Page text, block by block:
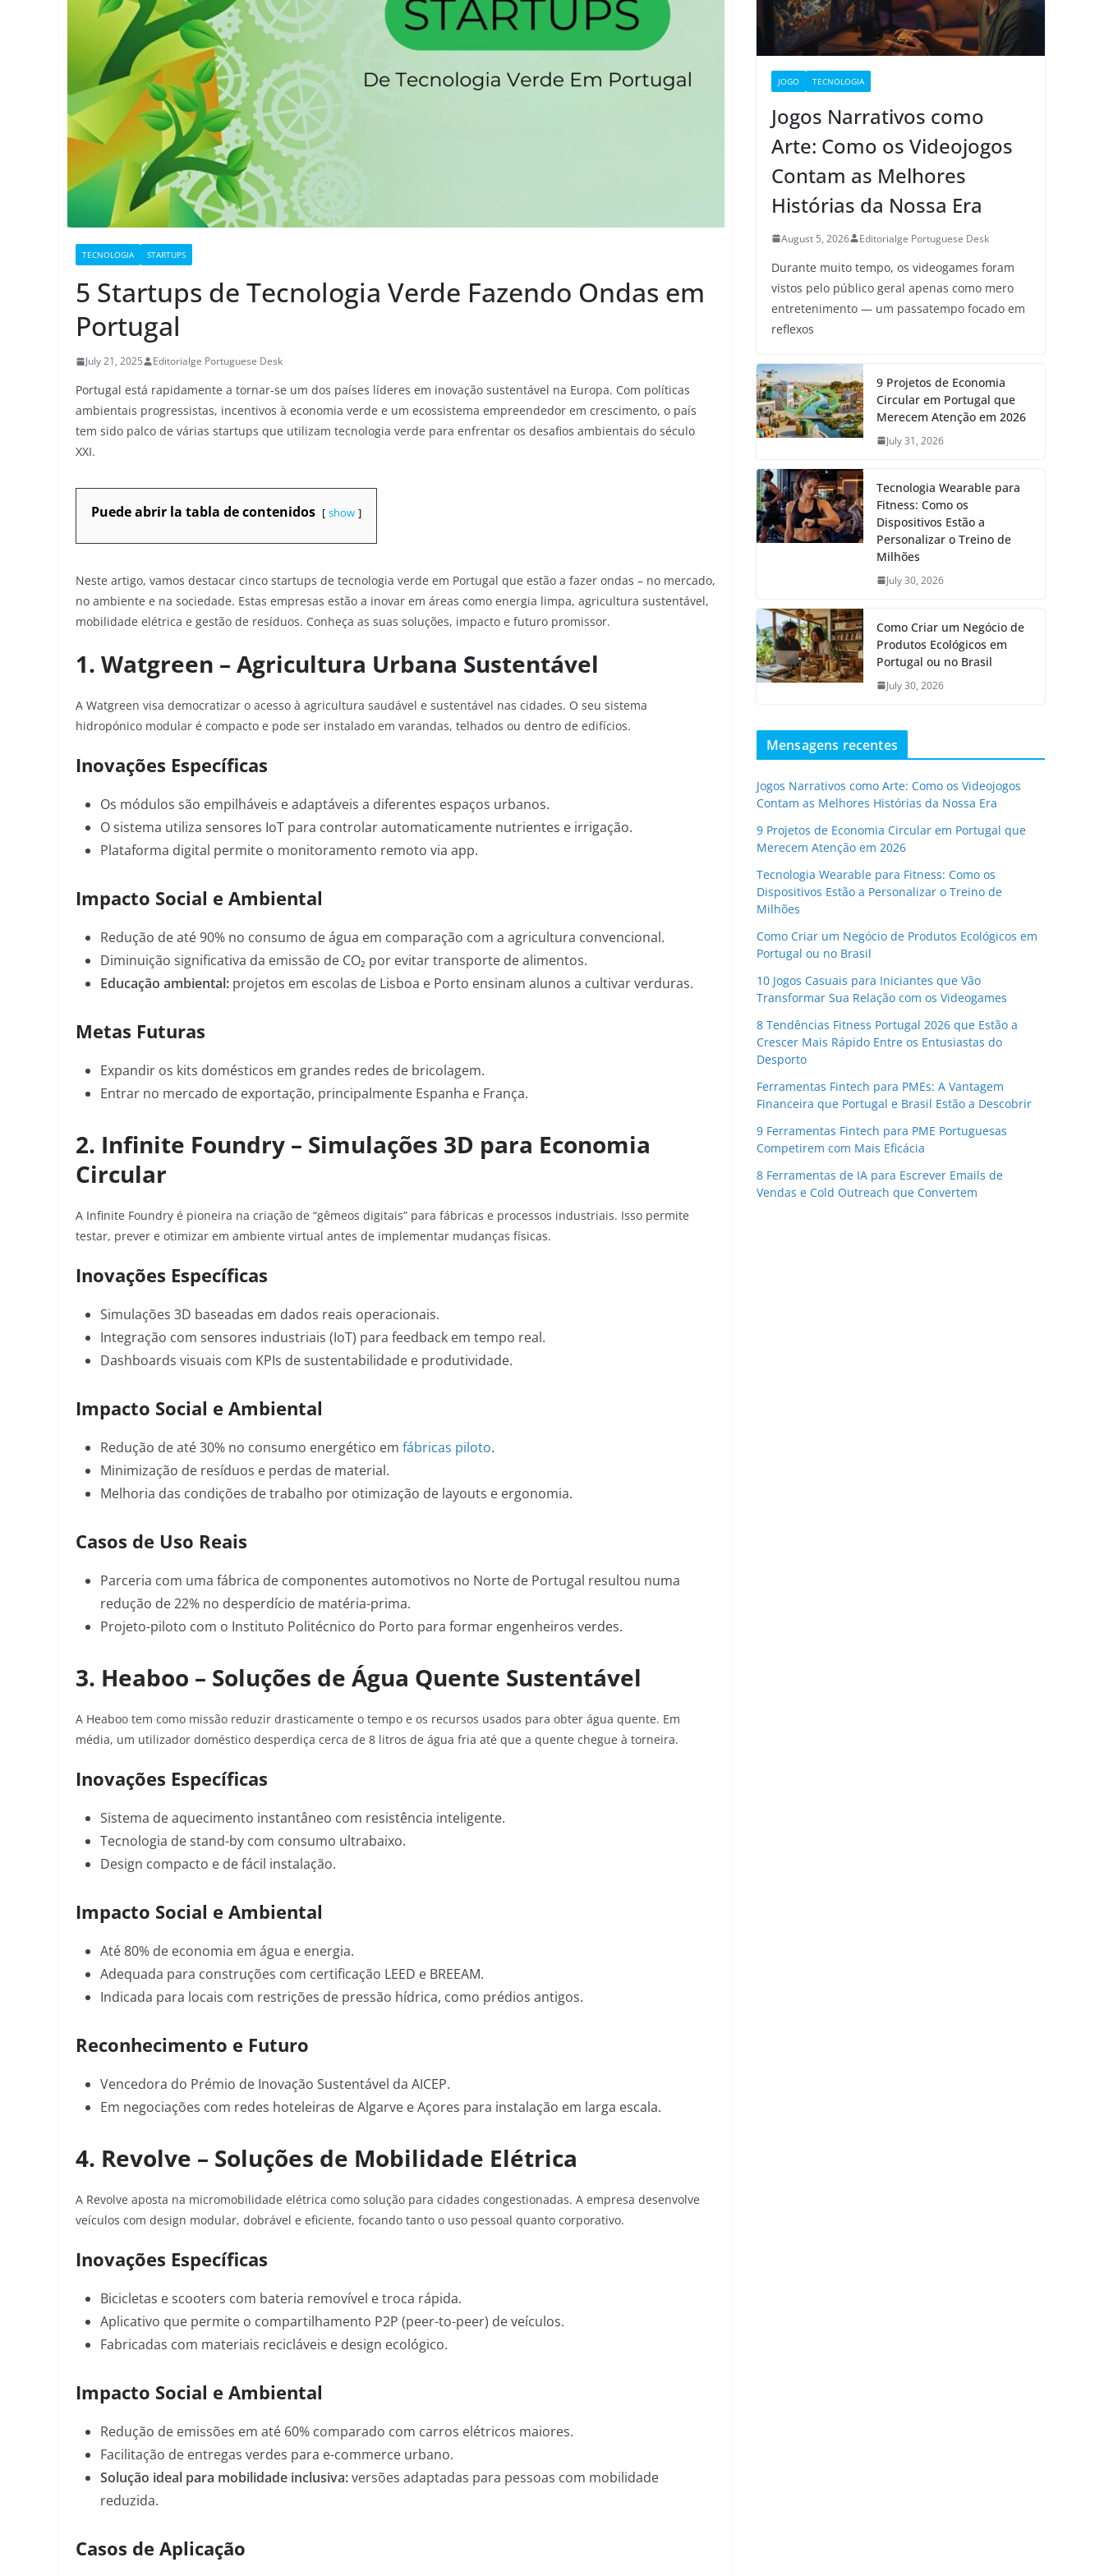
TECNOLOGIA STARTUPS
5 Startups de Tecnologia Verde Fazendo Ondas em
Portugal
July 21, 2025 Editorialge Portuguese Desk
Portugal está rapidamente a tornar-se um dos países líderes em inovação sustentável na Europa. Com políticas
ambientais progressistas, incentivos à economia verde e um ecossistema empreendedor em crescimento, o país
tem sido palco de várias startups que utilizam tecnologia verde para enfrentar os desafios ambientais do século
XXI.
Puede abrir la tabla de contenidos show
Neste artigo, vamos destacar cinco startups de tecnologia verde em Portugal que estão a fazer ondas – no mercado,
no ambiente e na sociedade. Estas empresas estão a inovar em áreas como energia limpa, agricultura sustentável,
mobilidade elétrica e gestão de resíduos. Conheça as suas soluções, impacto e futuro promissor.
1. Watgreen – Agricultura Urbana Sustentável
A Watgreen visa democratizar o acesso à agricultura saudável e sustentável nas cidades. O seu sistema
hidropónico modular é compacto e pode ser instalado em varandas, telhados ou dentro de edifícios.
Inovações Específicas
Os módulos são empilháveis e adaptáveis a diferentes espaços urbanos.
O sistema utiliza sensores IoT para controlar automaticamente nutrientes e irrigação.
Plataforma digital permite o monitoramento remoto via app.
Impacto Social e Ambiental
Redução de até90% no consumo de água em comparação com a agricultura convencional.
Diminuição significativa da emissão de CO₂ por evitar transporte de alimentos.
Educação ambiental: projetos em escolas de Lisboa e Porto ensinam alunos a cultivar verduras.
Metas Futuras
Expandir os kits domésticos em grandes redes de bricolagem.
Entrar no mercado de exportação, principalmente Espanha e França.
2. Infinite Foundry – Simulações 3D para Economia
Circular
A Infinite Foundry é pioneira na criação de “gêmeos digitais” para fábricas e processos industriais. Isso permite
testar, prever e otimizar em ambiente virtual antes de implementar mudanças físicas.
Inovações Específicas
Simulações 3D baseadas em dados reais operacionais.
Integração com sensores industriais (IoT) para feedback em tempo real.
Dashboards visuais com KPIs de sustentabilidade e produtividade.
Impacto Social e Ambiental
Redução de até30% no consumo energético em fábricas piloto.
Minimização de resíduos e perdas de material.
Melhoria das condições de trabalho por otimização de layouts e ergonomia.
Casos de Uso Reais
Parceria com uma fábrica de componentes automotivos no Norte de Portugal resultou numa
redução de 22% no desperdício de matéria-prima.
Projeto-piloto com o Instituto Politécnico do Porto para formar engenheiros verdes.
3. Heaboo – Soluções de Água Quente Sustentável
A Heaboo tem como missão reduzir drasticamente o tempo e os recursos usados para obter água quente. Em
média, um utilizador doméstico desperdiça cerca de 8 litros de água fria até que a quente chegue à torneira.
Inovações Específicas
Sistema deaquecimento instantâneo com resistência inteligente.
Tecnologia de stand-by com consumo ultrabaixo.
Design compacto e de fácil instalação.
Impacto Social e Ambiental
Até80% de economia em água e energia.
Adequada para construções com certificação LEED e BREEAM.
Indicada para locais com restrições de pressão hídrica, como prédios antigos.
Reconhecimento e Futuro
Vencedora do Prémio de Inovação Sustentável da AICEP.
Em negociações com redes hoteleiras de Algarve e Açores para instalação em larga escala.
4. Revolve – Soluções de Mobilidade Elétrica
A Revolve aposta na micromobilidade elétrica como solução para cidades congestionadas. A empresa desenvolve
veículos com design modular, dobrável e eficiente, focando tanto o uso pessoal quanto corporativo.
Inovações Específicas
Bicicletas e scooters com bateria removível e troca rápida.
Aplicativo que permite o compartilhamento P2P (peer-to-peer) de veículos.
Fabricadas com materiais recicláveis e design ecológico.
Impacto Social e Ambiental
Redução de emissões em até 60% comparado com carros elétricos maiores.
Facilitação de entregas verdes para e-commerce urbano.
Solução ideal para mobilidade inclusiva:versões adaptadas para pessoas com mobilidade
reduzida.
Casos de Aplicação
JOGO TECNOLOGIA
Jogos Narrativos como
Arte: Como os Videojogos
Contam as Melhores
Histórias da Nossa Era
August 5, 2026 Editorialge Portuguese Desk
Durante muito tempo, os videogames foram
vistos pelo público geral apenas como mero
entretenimento — um passatempo focado em
reflexos
9 Projetos de Economia
Circular em Portugal que
Merecem Atenção em 2026
July 31, 2026
Tecnologia Wearable para
Fitness: Como os
Dispositivos Estão a
Personalizar o Treino de
Milhões
July 30, 2026
Como Criar um Negócio de
Produtos Ecológicos em
Portugal ou no Brasil
July 30, 2026
Mensagens recentes
Jogos Narrativos como Arte: Como os Videojogos
Contam as Melhores Histórias da Nossa Era
9 Projetos de Economia Circular em Portugal que
Merecem Atenção em 2026
Tecnologia Wearable para Fitness: Como os
Dispositivos Estão a Personalizar o Treino de
Milhões
Como Criar um Negócio de Produtos Ecológicos em
Portugal ou no Brasil
10 Jogos Casuais para Iniciantes que Vão
Transformar Sua Relação com os Videogames
8 Tendências Fitness Portugal 2026 que Estão a
Crescer Mais Rápido Entre os Entusiastas do
Desporto
Ferramentas Fintech para PMEs: A Vantagem
Financeira que Portugal e Brasil Estão a Descobrir
9 Ferramentas Fintech para PME Portuguesas
Competirem com Mais Eficácia
8 Ferramentas de IA para Escrever Emails de
Vendas e Cold Outreach que Convertem